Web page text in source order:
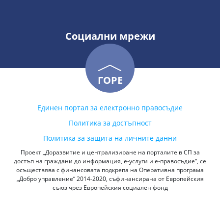
Социални мрежи
ГОРЕ
Единен портал за електронно правосъдие
Политика за достъпност
Политика за защита на личните данни
Проект „Доразвитие и централизиране на порталите в СП за
достъп на граждани до информация, е-услуги и е-правосъдие“, се
осъществява с финансовата подкрепа на Оперативна програма
„Добро управление“ 2014-2020, съфинансирана от Европейския
съюз чрез Европейския социален фонд